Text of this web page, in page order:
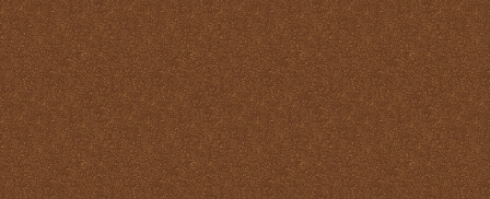
Partícipes de la naturaleza
divina
Petición y acción de
gracias
Plegarias Eucarísticas
Por Cristo con Él y en Él
Preparación para la Santa
Misa